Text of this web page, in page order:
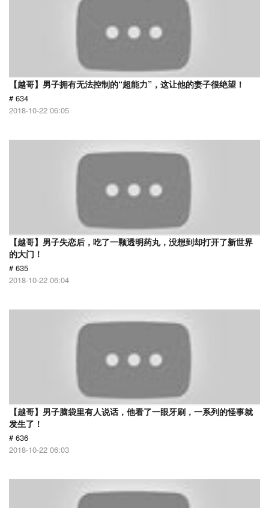
【越哥】男子拥有无法控制的“超能力”，这让他的妻子很绝望！
# 634
2018-10-22 06:05
【越哥】男子失恋后，吃了一颗透明药丸，没想到却打开了新世界
的大门！
# 635
2018-10-22 06:04
【越哥】男子脑袋里有人说话，他看了一眼牙刷，一系列的怪事就
发生了！
# 636
2018-10-22 06:03